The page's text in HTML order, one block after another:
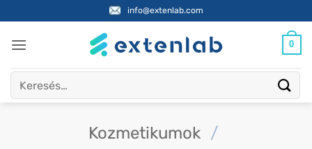
to
content
info@extenlab.com
0
a
Kozmetikumok /